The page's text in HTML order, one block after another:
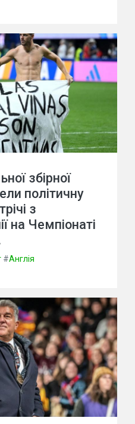
збірної
політичну
з
на Чемпіонаті
#Англія